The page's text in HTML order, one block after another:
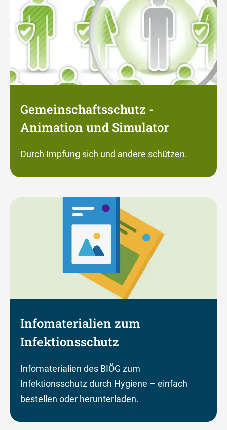
Gemeinschaftsschutz -
Animation und Simulator
Durch Impfung sich und andere schützen.
Infomaterialien zum
Infektionsschutz
Infomaterialien des BIÖG zum
Infektionsschutz durch Hygiene – einfach
bestellen oder herunterladen.